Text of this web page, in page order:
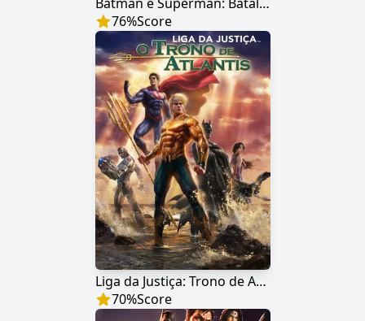
76%Score
Liga da Justiça: Trono de Atlantis
70%Score